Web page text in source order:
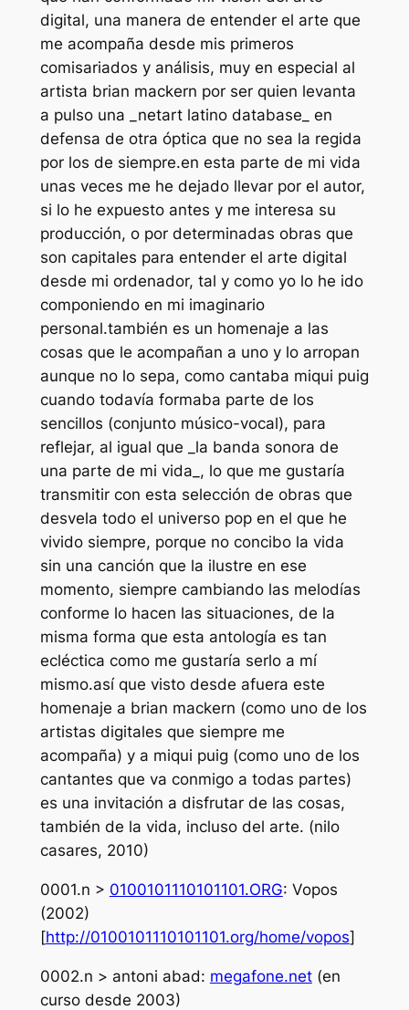
digital, una manera de entender el arte que
me acompaña desde mis primeros
comisariados y análisis, muy en especial al
artista brian mackern por ser quien levanta
a pulso una _netart latino database_ en
defensa de otra óptica que no sea la regida
por los de siempre.en esta parte de mi vida
unas veces me he dejado llevar por el autor,
si lo he expuesto antes y me interesa su
producción, o por determinadas obras que
son capitales para entender el arte digital
desde mi ordenador, tal y como yo lo he ido
componiendo en mi imaginario
personal.también es un homenaje a las
cosas que le acompañan a uno y lo arropan
aunque no lo sepa, como cantaba miqui puig
cuando todavía formaba parte de los
sencillos (conjunto músico-vocal), para
reflejar, al igual que _la banda sonora de
una parte de mi vida_, lo que me gustaría
transmitir con esta selección de obras que
desvela todo el universo pop en el que he
vivido siempre, porque no concibo la vida
sin una canción que la ilustre en ese
momento, siempre cambiando las melodías
conforme lo hacen las situaciones, de la
misma forma que esta antología es tan
ecléctica como me gustaría serlo a mí
mismo.así que visto desde afuera este
homenaje a brian mackern (como uno de los
artistas digitales que siempre me
acompaña) y a miqui puig (como uno de los
cantantes que va conmigo a todas partes)
es una invitación a disfrutar de las cosas,
también de la vida, incluso del arte. (nilo
casares, 2010)
0001.n > 0100101110101101.ORG: Vopos
(2002)
[http://0100101110101101.org/home/vopos]
0002.n > antoni abad: megafone.net(en
curso desde 2003)